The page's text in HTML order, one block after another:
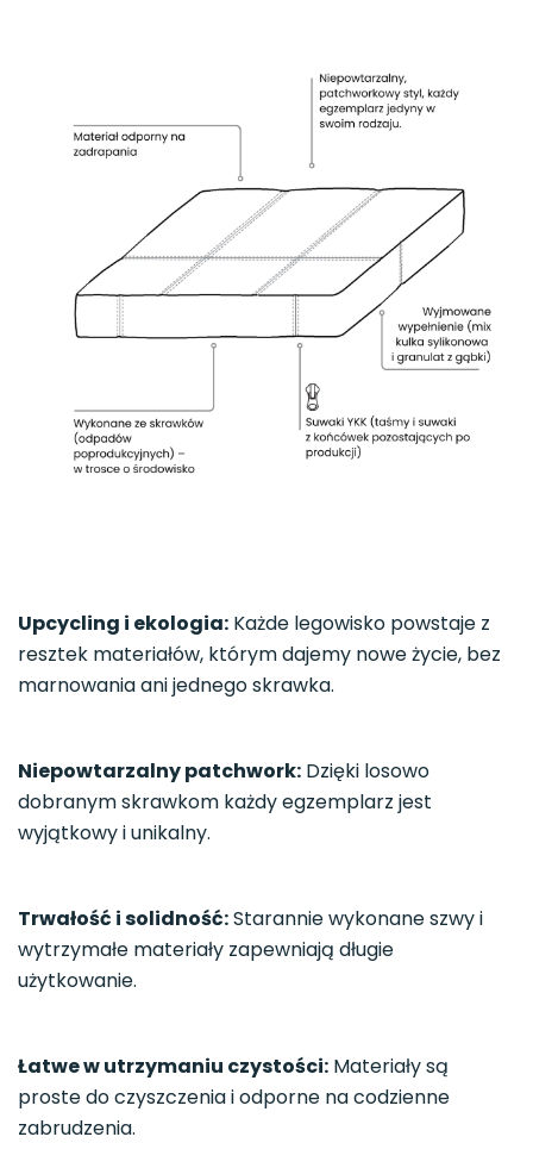
Upcycling i ekologia: Każde legowisko powstaje z
resztek materiałów, którym dajemy nowe życie, bez
marnowania ani jednego skrawka.
Niepowtarzalny patchwork: Dzięki losowo
dobranym skrawkom każdy egzemplarz jest
wyjątkowy i unikalny.
Trwałość i solidność:Starannie wykonane szwy i
wytrzymałe materiały zapewniają długie
użytkowanie.
Łatwe w utrzymaniu czystości: Materiały są
proste do czyszczenia i odporne na codzienne
zabrudzenia.